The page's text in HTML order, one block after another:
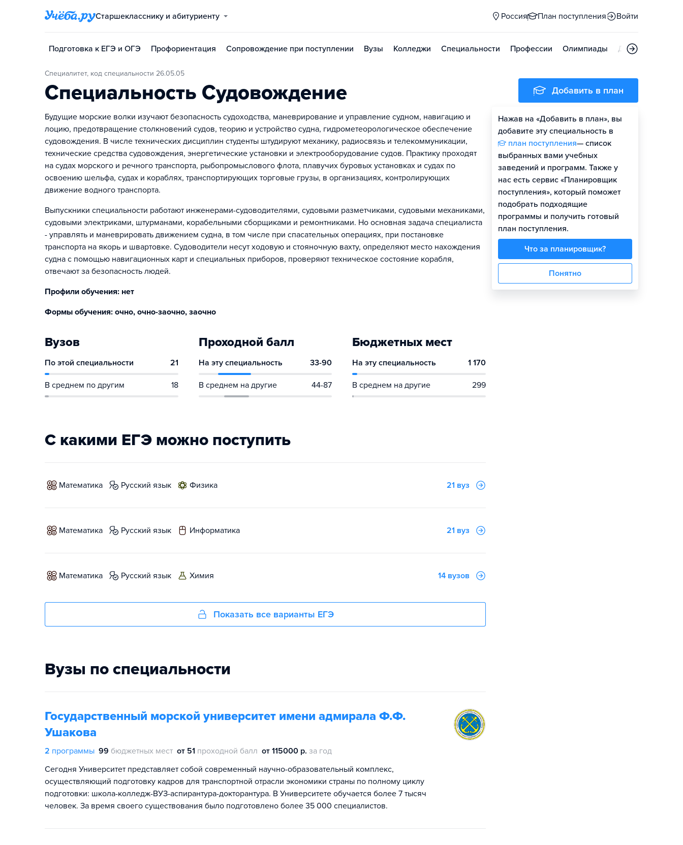
Старшекласснику и абитуриенту Россия План поступления Войти
Подготовка к ЕГЭ и ОГЭ Профориентация Сопровождение при поступлении Вузы Колледжи Специальности Профессии Олимпиады Дни открытых
Специалитет, код специальности 26.05.05
Специальность Судовождение
Будущие морские волки изучают безопасность судоходства, маневрирование и управление судном, навигацию и
лоцию, предотвращение столкновений судов, теорию и устройство судна, гидрометеорологическое обеспечение
судовождения. В числе технических дисциплин студенты штудируют механику, радиосвязь и телекоммуникации,
технические средства судовождения, энергетические установки и электрооборудование судов. Практику проходят
на судах морского и речного транспорта, рыбопромыслового флота, плавучих буровых установках и судах по
освоению шельфа, судах и кораблях, транспортирующих торговые грузы, в организациях, контролирующих
движение водного транспорта.
Выпускники специальности работают инженерами-судоводителями, судовыми разметчиками, судовыми механиками,
судовыми электриками, штурманами, корабельными сборщиками и ремонтниками. Но основная задача специалиста
- управлять и маневрировать движением судна, в том числе при спасательных операциях, при постановке
транспорта на якорь и швартовке. Судоводители несут ходовую и стояночную вахту, определяют место нахождения
судна с помощью навигационных карт и специальных приборов, проверяют техническое состояние корабля,
отвечают за безопасность людей.
Профили обучения: нет
Формы обучения: очно, очно-заочно, заочно
Вузов
По этой специальности 21
В среднем по другим 18
Проходной балл
На эту специальность 33-90
В среднем на другие 44-87
Бюджетных мест
На эту специальность 1 170
В среднем на другие 299
С какими ЕГЭ можно поступить
математика русский язык физика 21 вуз
математика русский язык информатика 21 вуз
математика русский язык химия 14 вузов
Показать все варианты ЕГЭ
Вузы по специальности
Государственный морской университет имени адмирала Ф.Ф.
Ушакова
2 программы 99 бюджетных мест от 51 проходной балл от 115000 р. за год
Сегодня Университет представляет собой современный научно-образовательный комплекс,
осуществляющий подготовку кадров для транспортной отрасли экономики страны по полному циклу
подготовки: школа-колледж-ВУЗ-аспирантура-докторантура. В Университете обучается более 7 тысяч
человек. За время своего существования было подготовлено более 35 000 специалистов.
Добавить в план
Нажав на «Добавить в план», вы
добавите эту специальность в
план поступления— список
выбранных вами учебных
заведений и программ. Также у
нас есть сервис «Планировщик
поступления», который поможет
подобрать подходящие
программы и получить готовый
план поступления.
Что за планировщик?
Понятно